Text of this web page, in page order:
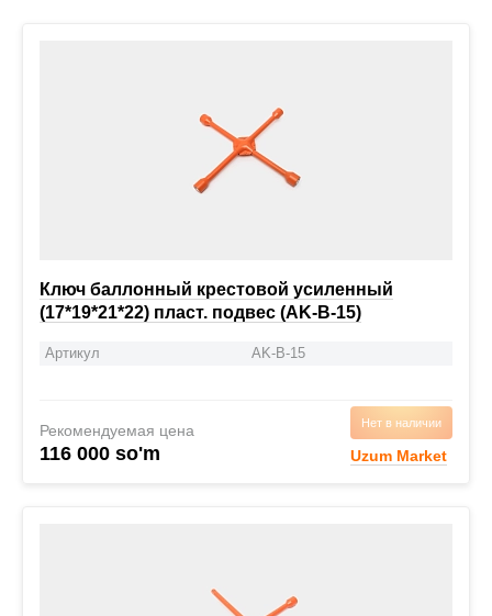
Ключ баллонный крестовой усиленный
(17*19*21*22) пласт. подвес (AK-B-15)
Артикул AK-B-15
Рекомендуемая цена
116 000 so'm
Нет в наличии
Uzum Market